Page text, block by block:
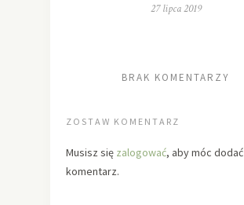
27 lipca 2019
BRAK KOMENTARZY
ZOSTAW KOMENTARZ
Musisz się zalogować, aby móc dodać
komentarz.